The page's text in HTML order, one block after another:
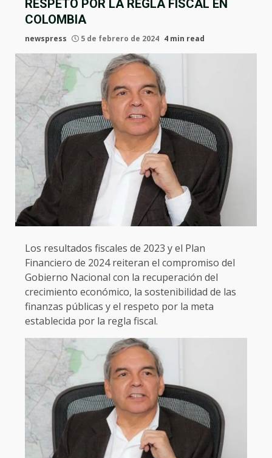
RESPETO POR LA REGLA FISCAL EN
COLOMBIA
newspress 5 de febrero de 2024 4 min read
Los resultados fiscales de 2023 y el Plan
Financiero de 2024 reiteran el compromiso del
Gobierno Nacional con la recuperación del
crecimiento económico, la sostenibilidad de las
finanzas públicas y el respeto por la meta
establecida por la regla fiscal.